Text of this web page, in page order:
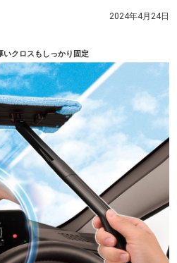
2024年4月24日
いクロスもしっかり固定